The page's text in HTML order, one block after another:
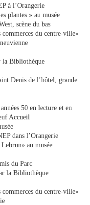
à l’Orangerie
plantes » au musée
scène du bas
commerces du centre-ville»
la Bibliothèque
Denis de l’hôtel, grande
50 en lecture et en
Accueil
dans l’Orangerie
au musée
du Parc
la Bibliothèque
commerces du centre-ville»